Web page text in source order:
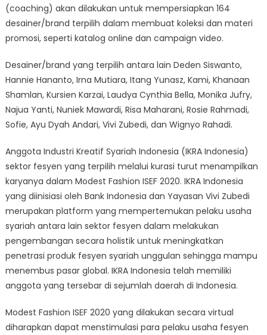
(coaching) akan dilakukan untuk mempersiapkan 164
desainer/brand terpilih dalam membuat koleksi dan materi
promosi, seperti katalog online dan campaign video.
Desainer/brand yang terpilih antara lain Deden Siswanto,
Hannie Hananto, Irna Mutiara, Itang Yunasz, Kami, Khanaan
Shamlan, Kursien Karzai, Laudya Cynthia Bella, Monika Jufry,
Najua Yanti, Nuniek Mawardi, Risa Maharani, Rosie Rahmadi,
Sofie, Ayu Dyah Andari, Vivi Zubedi, dan Wignyo Rahadi.
Anggota Industri Kreatif Syariah Indonesia (IKRA Indonesia)
sektor fesyen yang terpilih melalui kurasi turut menampilkan
karyanya dalam Modest Fashion ISEF 2020. IKRA Indonesia
yang diinisiasi oleh Bank Indonesia dan Yayasan Vivi Zubedi
merupakan platform yang mempertemukan pelaku usaha
syariah antara lain sektor fesyen dalam melakukan
pengembangan secara holistik untuk meningkatkan
penetrasi produk fesyen syariah unggulan sehingga mampu
menembus pasar global. IKRA Indonesia telah memiliki
anggota yang tersebar di sejumlah daerah di Indonesia.
Modest Fashion ISEF 2020 yang dilakukan secara virtual
diharapkan dapat menstimulasi para pelaku usaha fesyen